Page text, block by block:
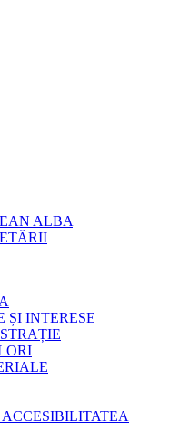
ALBA
ȘI INTERESE